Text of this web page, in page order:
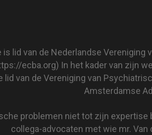
is lid van de Nederlandse Vereniging
ecba.org) In het kader van zijn
lid van de Vereniging van
Amsterdamse
problemen niet tot zijn expertise
collega-advocaten met wie mr.